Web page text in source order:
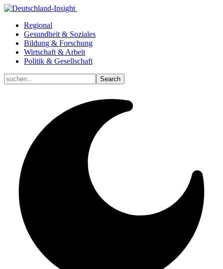
Regional
Gesundheit & Soziales
Bildung & Forschung
Wirtschaft & Arbeit
Politik & Gesellschaft